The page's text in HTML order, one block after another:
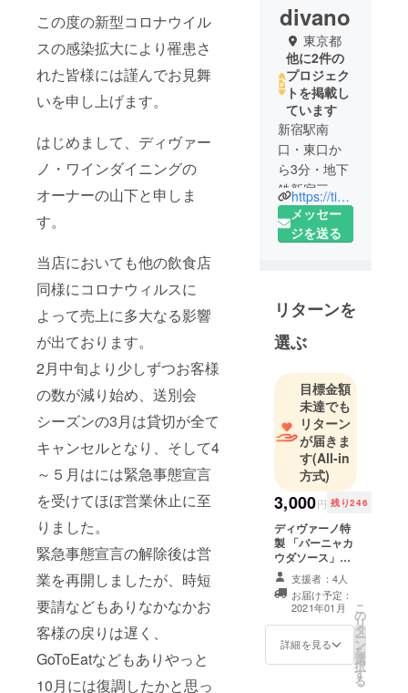
この度の新型コロナウイル
スの感染拡大により罹患さ
れた皆様には謹んでお見舞
いを申し上げます。
はじめまして、ディヴァー
ノ・ワインダイニングの
オーナーの山下と申しま
す。
当店においても他の飲食店
同様にコロナウィルスに
よって売上に多大なる影響
が出ております。
2月中旬より少しずつお客様
の数が減り始め、送別会
シーズンの3月は貸切が全て
キャンセルとなり、そして4
～５月はには緊急事態宣言
を受けてほぼ営業休止に至
りました。
緊急事態宣言の解除後は営
業を再開しましたが、時短
要請などもありなかなかお
客様の戻りは遅く、
GoToEatなどもありやっと
10月には復調したかと思っ
divano
東京都
他に2件の
プロジェク
トを掲載し
ています
新宿駅南
口・東口か
ら3分・地下
鉄新宿三丁
目駅１分
の、ナチュ
ジビエなど
料理も充実
で、ソファ
でゆったり
くつろげる
お店です。
https://tiny-corp.com/divano/
メッセー
ジを送る
リターンを
選ぶ
目標金額
未達でも
リターン
が届きま
す(All-in
方式)
3,000円 残り246
ディヴァーノ特
製 「バーニャカ
ウダソース」
「アヒージョオ
イル」 「岩のり
クリームのパス
タソース」 各１
人前（計３個）
+ ディヴァーノ
支援者：4人
お届け予定：
2021年01月
詳細を見る
こ
の
リ
タ
ー
ン
を
選
択
す
る